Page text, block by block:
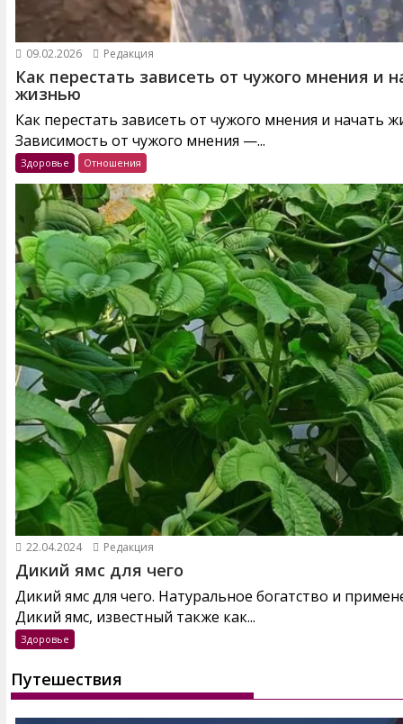
09.02.2026 Редакция
Как перестать зависеть от чужого мнения и
жизнью
Как перестать зависеть от чужого мнения и начать
Зависимость от чужого мнения —...
Здоровье Отношения
22.04.2024 Редакция
Дикий ямс для чего
Дикий ямс для чего. Натуральное богатство и
Дикий ямс, известный также как...
Здоровье
Путешествия